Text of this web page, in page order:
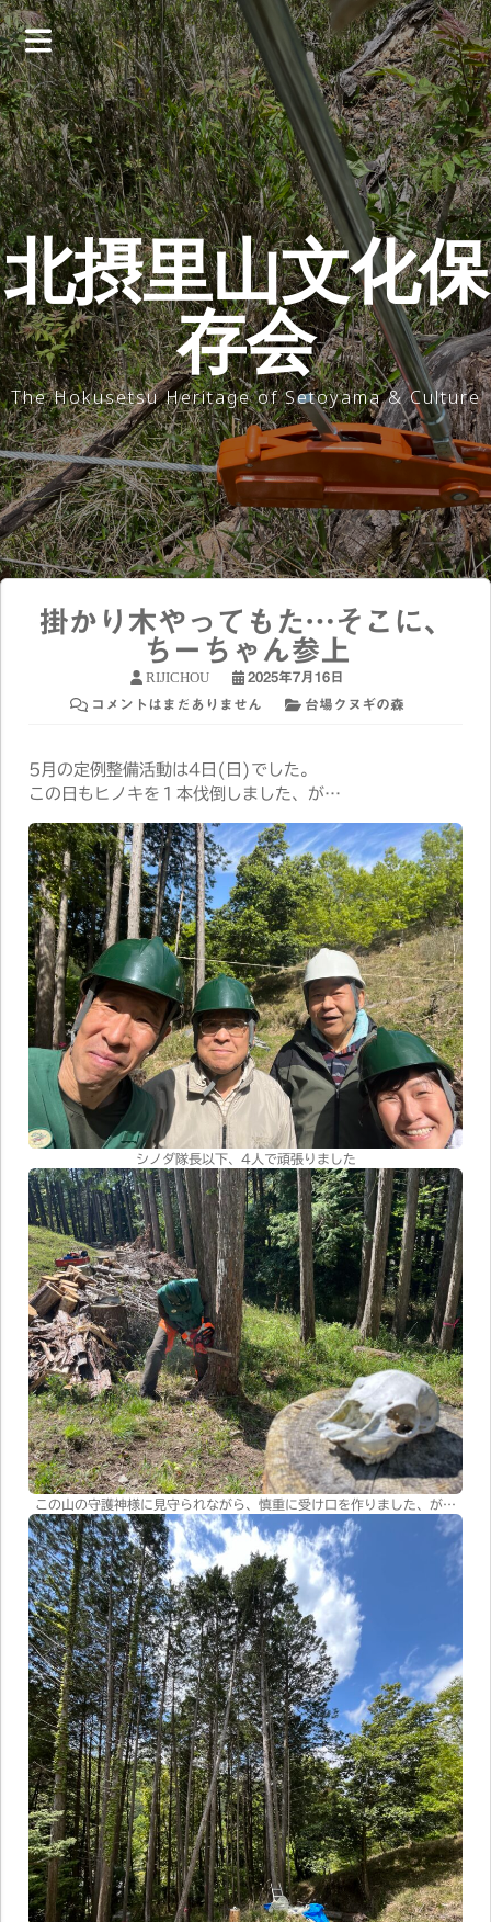
コ
ン
テ
ン
ツ
へ
ス
キ
ッ
プ
北摂里山文化保
存会
The Hokusetsu Heritage of Setoyama & Culture
掛かり木やってもた…そこに、
ちーちゃん参上
RIJICHOU
2025年7月16日
コメントはまだありません
台場クヌギの森
5月の定例整備活動は4日(日)でした。
この日もヒノキを１本伐倒しました、が…
シノダ隊長以下、4人で頑張りました
この山の守護神様に見守られながら、慎重に受け口を作りました、が…